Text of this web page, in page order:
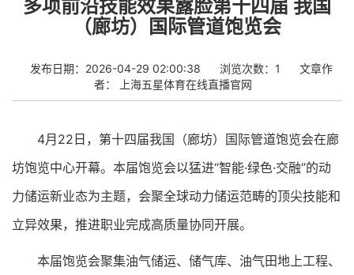
多项前沿技能效果露脸第十四届 我国
（廊坊）国际管道饱览会
发布日期：2026-04-29 02:00:38 浏览次数：1
文章作
者：
上海五星体育在线直播官网
4月22日，第十四届我国（廊坊）国际管道饱览会在廊
坊饱览中心开幕。本届饱览会以猛进“智能·绿色·交融”的动
力储运新业态为主题，会聚全球动力储运范畴的顶尖技能和
立异效果，推进职业完成高质量协同开展。
本届饱览会聚集油气储运、储气库、油气田地上工程、